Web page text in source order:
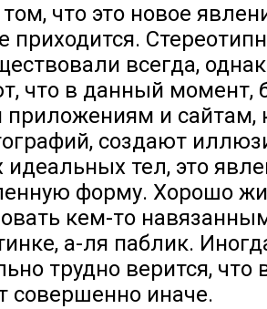
что это новое
приходится.
всегда,
что в данный момент,
и сайтам,
создают
тел, это
форму. Хорошо
кем-то
а-ля паблик.
трудно верится,
совершенно иначе.